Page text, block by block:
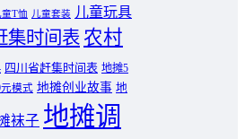
童T恤 儿童套装 儿童玩具
集时间表 农村
四川省赶集时间表 地摊5
模式 地摊创业故事 地
袜子 地摊调